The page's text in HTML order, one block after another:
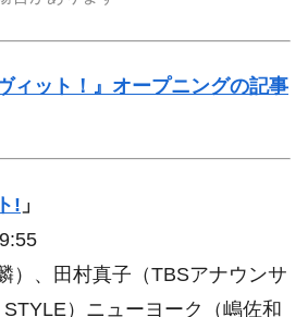
ィット！』オープニングの記事
! 」
）、田村真子（TBSアナウンサ
）ニューヨーク（嶋佐和